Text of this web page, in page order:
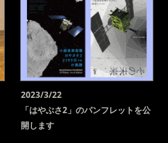
2023/3/22
「はやぶさ2」のパンフレットを公
開します